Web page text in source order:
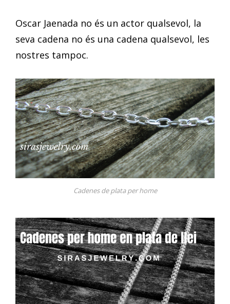
Oscar Jaenada no és un actor qualsevol, la
seva cadena no és una cadena qualsevol, les
nostres tampoc.
Cadenes de plata per home